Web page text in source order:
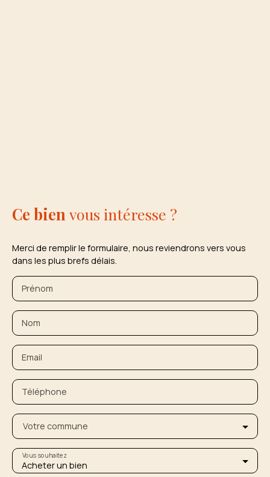
Ce bien vous intéresse ?
Merci de remplir le formulaire, nous reviendrons vers vous
dans les plus brefs délais.
Prénom
Nom
Email
Téléphone
Votre commune
Acheter un bien
Vous souhaitez